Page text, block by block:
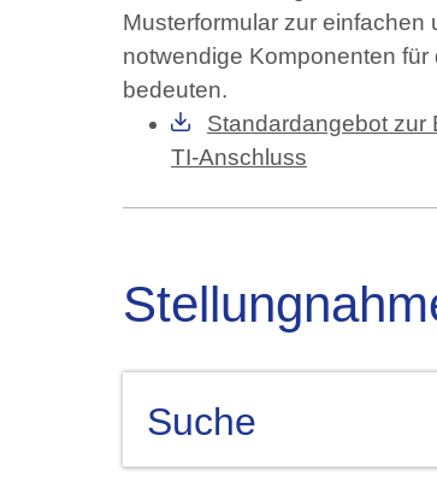
Musterformular zur
notwendige Komponenten
bedeuten.
Standardangebot zur
TI-Anschluss
Suche